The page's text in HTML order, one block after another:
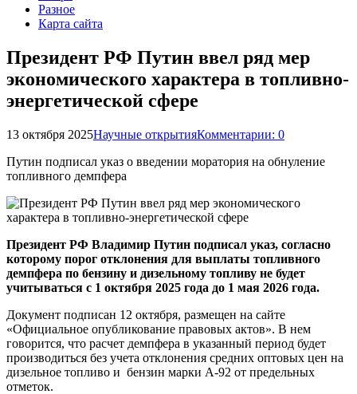
Разное
Карта сайта
Президент РФ Путин ввел ряд мер
экономического характера в топливно-
энергетической сфере
13 октября 2025Научные открытияКомментарии: 0
Путин подписал указ о введении моратория на обнуление
топливного демпфера
Президент РФ Владимир Путин подписал указ, согласно
которому порог отклонения для выплаты топливного
демпфера по бензину и дизельному топливу не будет
учитываться с 1 октября 2025 года до 1 мая 2026 года.
Документ подписан 12 октября, размещен на сайте
«Официальное опубликование правовых актов». В нем
говорится, что расчет демпфера в указанный период будет
производиться без учета отклонения средних оптовых цен на
дизельное топливо и бензин марки А-92 от предельных
отметок.